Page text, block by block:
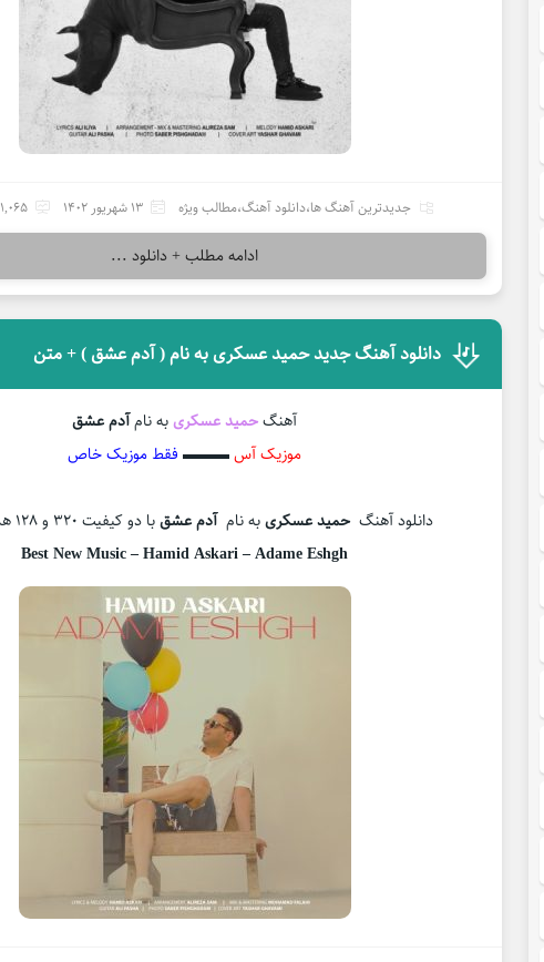
جدیدترین آهنگ ها،دانلود آهنگ،مطالب ویژه 13 شهریور 1402 1,065
ادامه مطلب + دانلود ...
دانلود آهنگ جدید حمید عسکری به نام ( آدم عشق ) + متن
آهنگحمید عسکریبه نامآدم عشق
موزیک آس▬▬▬فقط موزیک خاص
دانلود آهنگحمید عسکریبه نام آدم عشقبا دو کیفیت 320 و 128 همراه با متن
Best New Music – Hamid Askari – Adame Eshgh